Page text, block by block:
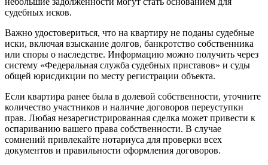
судебных исков.
Важно удостовериться, что на квартиру не поданы судебные
иски, включая взыскание долгов, банкротство собственника
или споры о наследстве. Информацию можно получить через
систему «Федеральная служба судебных приставов» и суды
общей юрисдикции по месту регистрации объекта.
Если квартира ранее была в долевой собственности, уточните
количество участников и наличие договоров переуступки
прав. Любая незарегистрированная сделка может привести к
оспариванию вашего права собственности. В случае
сомнений привлекайте нотариуса для проверки всех
документов и правильности оформления договоров.